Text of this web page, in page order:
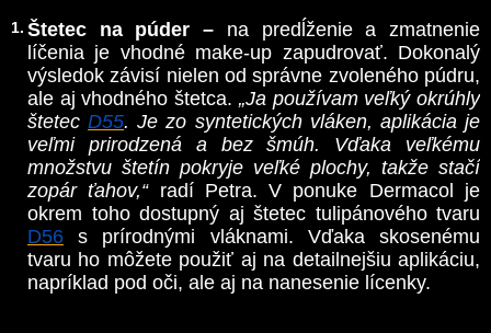
Štetec na púder – na predĺženie a zmatnenie
líčenia je vhodné make-up zapudrovať. Dokonalý
výsledok závisí nielen od správne zvoleného púdru,
ale aj vhodného štetca. „Ja používam veľký okrúhly
štetecD55. Je zo syntetických vláken, aplikácia je
veľmi prirodzená a bez šmúh. Vďaka veľkému
množstvu štetín pokryje veľké plochy, takže stačí
zopár ťahov,“radí Petra. V ponuke Dermacol je
okrem toho dostupný aj štetec tulipánového tvaru
D56 s prírodnými vláknami. Vďaka skosenému
tvaru ho môžete použiť aj na detailnejšiu aplikáciu,
napríklad pod oči, ale aj na nanesenie lícenky.